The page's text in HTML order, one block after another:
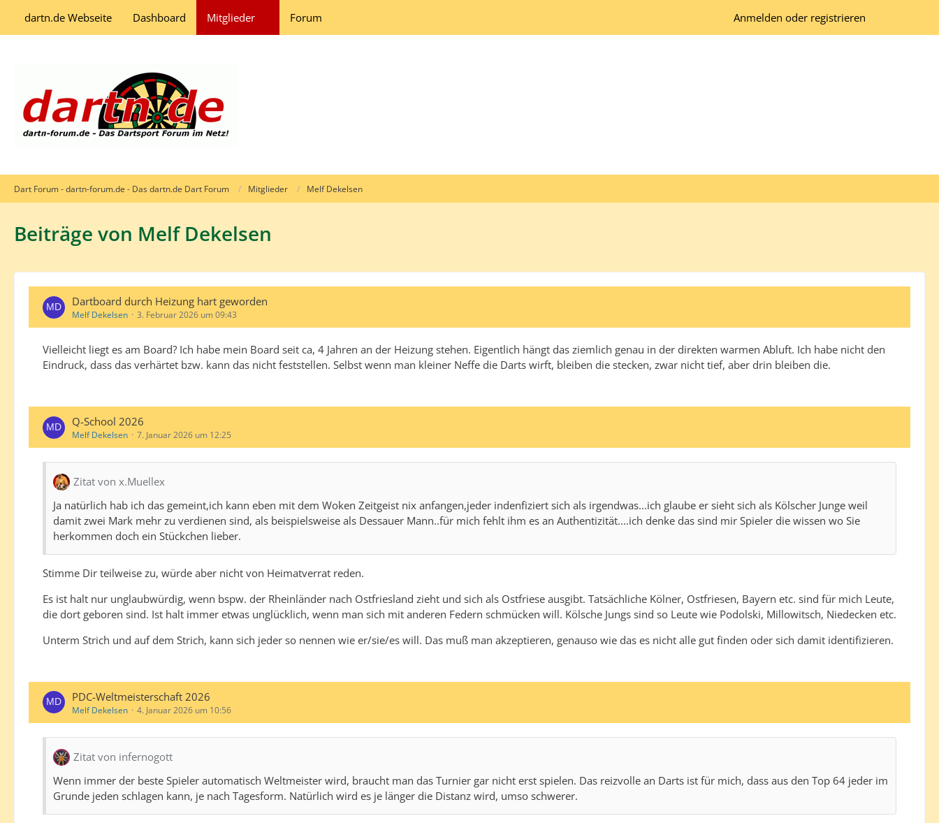
dartn.de Webseite Dashboard Mitglieder Forum Anmelden oder registrieren
Dart Forum - dartn-forum.de - Das dartn.de Dart Forum Mitglieder Melf Dekelsen
Beiträge von Melf Dekelsen
Dartboard durch Heizung hart geworden
Melf Dekelsen 3. Februar 2026 um 09:43
Vielleicht liegt es am Board? Ich habe mein Board seit ca, 4 Jahren an der Heizung stehen. Eigentlich hängt das ziemlich genau in der direkten warmen Abluft. Ich habe nicht den
Eindruck, dass das verhärtet bzw. kann das nicht feststellen. Selbst wenn man kleiner Neffe die Darts wirft, bleiben die stecken, zwar nicht tief, aber drin bleiben die.
Q-School 2026
Melf Dekelsen 7. Januar 2026 um 12:25
Zitat von x.Muellex
Ja natürlich hab ich das gemeint,ich kann eben mit dem Woken Zeitgeist nix anfangen,jeder indenfiziert sich als irgendwas...ich glaube er sieht sich als Kölscher Junge weil
damit zwei Mark mehr zu verdienen sind, als beispielsweise als Dessauer Mann..für mich fehlt ihm es an Authentizität....ich denke das sind mir Spieler die wissen wo Sie
herkommen doch ein Stückchen lieber.
Stimme Dir teilweise zu, würde aber nicht von Heimatverrat reden.
Es ist halt nur unglaubwürdig, wenn bspw. der Rheinländer nach Ostfriesland zieht und sich als Ostfriese ausgibt. Tatsächliche Kölner, Ostfriesen, Bayern etc. sind für mich Leute,
die dort geboren sind. Ist halt immer etwas unglücklich, wenn man sich mit anderen Federn schmücken will. Kölsche Jungs sind so Leute wie Podolski, Millowitsch, Niedecken etc.
Unterm Strich und auf dem Strich, kann sich jeder so nennen wie er/sie/es will. Das muß man akzeptieren, genauso wie das es nicht alle gut finden oder sich damit identifizieren.
PDC-Weltmeisterschaft 2026
Melf Dekelsen 4. Januar 2026 um 10:56
Zitat von infernogott
Wenn immer der beste Spieler automatisch Weltmeister wird, braucht man das Turnier gar nicht erst spielen. Das reizvolle an Darts ist für mich, dass aus den Top 64 jeder im
Grunde jeden schlagen kann, je nach Tagesform. Natürlich wird es je länger die Distanz wird, umso schwerer.